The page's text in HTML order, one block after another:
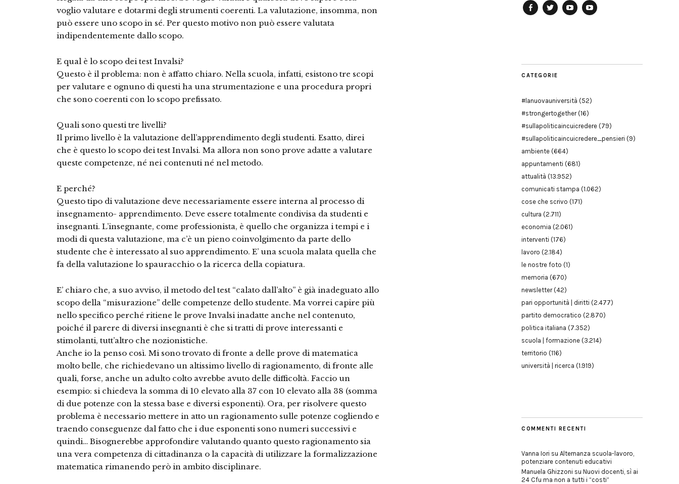
voglio valutare e dotarmi degli strumenti coerenti. La valutazione, insomma, non
può essere uno scopo in sé. Per questo motivo non può essere valutata
indipendentemente dallo scopo.
E qual è lo scopo dei test Invalsi?
Questo è il problema: non è affatto chiaro. Nella scuola, infatti, esistono tre scopi
per valutare e ognuno di questi ha una strumentazione e una procedura propri
che sono coerenti con lo scopo prefissato.
Quali sono questi tre livelli?
Il primo livello è la valutazione dell’apprendimento degli studenti. Esatto, direi
che è questo lo scopo dei test Invalsi. Ma allora non sono prove adatte a valutare
queste competenze, né nei contenuti né nel metodo.
E perché?
Questo tipo di valutazione deve necessariamente essere interna al processo di
insegnamento- apprendimento. Deve essere totalmente condivisa da studenti e
insegnanti. L’insegnante, come professionista, è quello che organizza i tempi e i
modi di questa valutazione, ma c’è un pieno coinvolgimento da parte dello
studente che è interessato al suo apprendimento. E’ una scuola malata quella che
fa della valutazione lo spauracchio o la ricerca della copiatura.
E’ chiaro che, a suo avviso, il metodo del test “calato dall’alto” è già inadeguato allo
scopo della “misurazione” delle competenze dello studente. Ma vorrei capire più
nello specifico perché ritiene le prove Invalsi inadatte anche nel contenuto,
poiché il parere di diversi insegnanti è che si tratti di prove interessanti e
stimolanti, tutt’altro che nozionistiche.
Anche io la penso così. Mi sono trovato di fronte a delle prove di matematica
molto belle, che richiedevano un altissimo livello di ragionamento, di fronte alle
quali, forse, anche un adulto colto avrebbe avuto delle difficoltà. Faccio un
esempio: si chiedeva la somma di 10 elevato alla 37 con 10 elevato alla 38 (somma
di due potenze con la stessa base e diversi esponenti). Ora, per risolvere questo
problema è necessario mettere in atto un ragionamento sulle potenze cogliendo e
traendo conseguenze dal fatto che i due esponenti sono numeri successivi e
quindi… Bisognerebbe approfondire valutando quanto questo ragionamento sia
una vera competenza di cittadinanza o la capacità di utilizzare la formalizzazione
matematica rimanendo però in ambito disciplinare.
CATEGORIE
#lanuovauniversità (52)
#strongertogether(16)
#sullapoliticaincuicredere (79)
#sullapoliticaincuicredere_pensieri (9)
ambiente (664)
appuntamenti (681)
attualità (13.952)
comunicati stampa (1.062)
cose che scrivo (171)
cultura (2.711)
economia (2.061)
interventi (176)
lavoro (2.184)
le nostre foto (1)
memoria (670)
newsletter(42)
pari opportunità | diritti (2.477)
partito democratico (2.870)
politica italiana (7.352)
scuola | formazione (3.214)
territorio (116)
università | ricerca (1.919)
COMMENTI RECENTI
Vanna Iori su Alternanza scuola-lavoro,
potenziare contenuti educativi
Manuela Ghizzoni su Nuovi docenti, sì ai
24 Cfu ma non a tutti i “costi”